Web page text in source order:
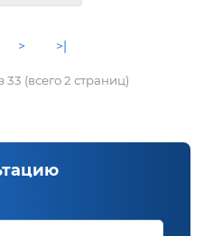
> >|
33 (всего 2 страниц)